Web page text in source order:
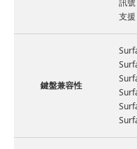
訊號
支
鍵盤兼容性